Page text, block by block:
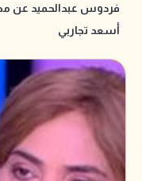
فردوس عبدالحميد عن
أسعد تجاربي